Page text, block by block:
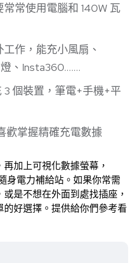
常使用電腦和 140W 瓦
作，能充小風扇、
、Insta360…….
個裝置，筆電+手機+平
歡掌握精確充電數據
再加上可視化數據螢幕，
身電力補給站。如果你常需
是不想在外面到處找插座，
好選擇。提供給你們參考看